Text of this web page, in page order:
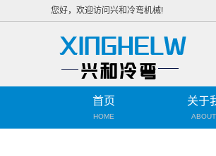
您好，欢迎访问兴和冷弯机械!
首页
HOME
关于